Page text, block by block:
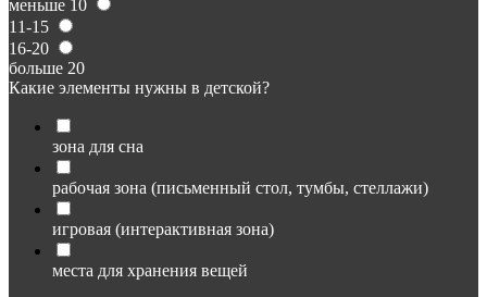
меньше 10
11-15
16-20
больше 20
Какие элементы нужны в детской?
зона для сна
рабочая зона (письменный стол, тумбы, стеллажи)
игровая (интерактивная зона)
места для хранения вещей